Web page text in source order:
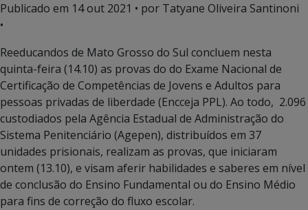
Publicado em 14 out 2021 • por Tatyane Oliveira Santinoni
•
Reeducandos de Mato Grosso do Sul concluem nesta
quinta-feira (14.10) as provas do do Exame Nacional de
Certificação de Competências de Jovens e Adultos para
pessoas privadas de liberdade (Encceja PPL). Ao todo, 2.096
custodiados pela Agência Estadual de Administração do
Sistema Penitenciário (Agepen), distribuídos em 37
unidades prisionais, realizam as provas, que iniciaram
ontem (13.10), e visam aferir habilidades e saberes em nível
de conclusão do Ensino Fundamental ou do Ensino Médio
para fins de correção do fluxo escolar.